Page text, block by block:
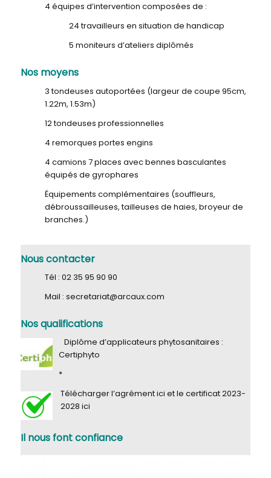
4 équipes d’intervention composées de :
24 travailleurs en situation de handicap
5 moniteurs d’ateliers diplômés
Nos moyens
3 tondeuses autoportées (largeur de coupe 95cm,
1.22m, 1.53m)
12 tondeuses professionnelles
4 remorques portes engins
4 camions 7 places avec bennes basculantes
équipés de gyrophares
Équipements complémentaires (souffleurs,
débroussailleuses, tailleuses de haies, broyeur de
branches.)
Nous contacter
Tél : 02 35 95 90 90
Mail : secretariat@arcaux.com
Nos qualifications
Diplôme d’applicateurs phytosanitaires :
Certiphyto
*
Télécharger l’agrémentici et le certificat 2023-
2028 ici
Il nous fontconfiance